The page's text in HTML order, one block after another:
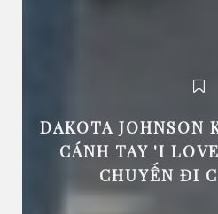
DAKOTA JOHNSON
CÁNH TAY 'I
CHUYẾN ĐI